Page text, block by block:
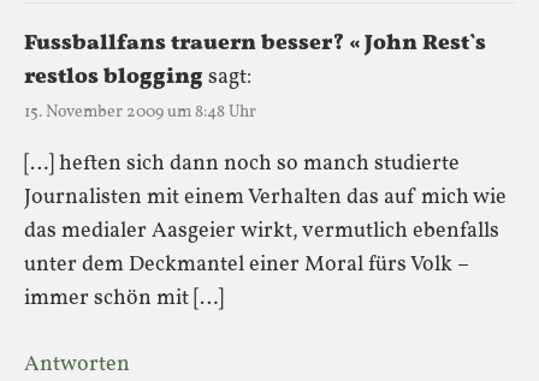
Fussballfans trauern besser? « John Rest`s
restlos bloggingsagt:
15. November 2009 um 8:48 Uhr
[…] heften sich dann noch so manch studierte
Journalisten mit einem Verhalten das auf mich wie
das medialer Aasgeier wirkt, vermutlich ebenfalls
unter dem Deckmantel einer Moral fürs Volk –
immer schön mit […]
Antworten